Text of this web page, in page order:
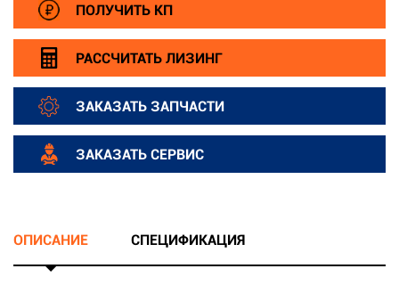
ПОЛУЧИТЬ КП
РАССЧИТАТЬ ЛИЗИНГ
ЗАКАЗАТЬ ЗАПЧАСТИ
ЗАКАЗАТЬ СЕРВИС
ОПИСАНИЕ СПЕЦИФИКАЦИЯ